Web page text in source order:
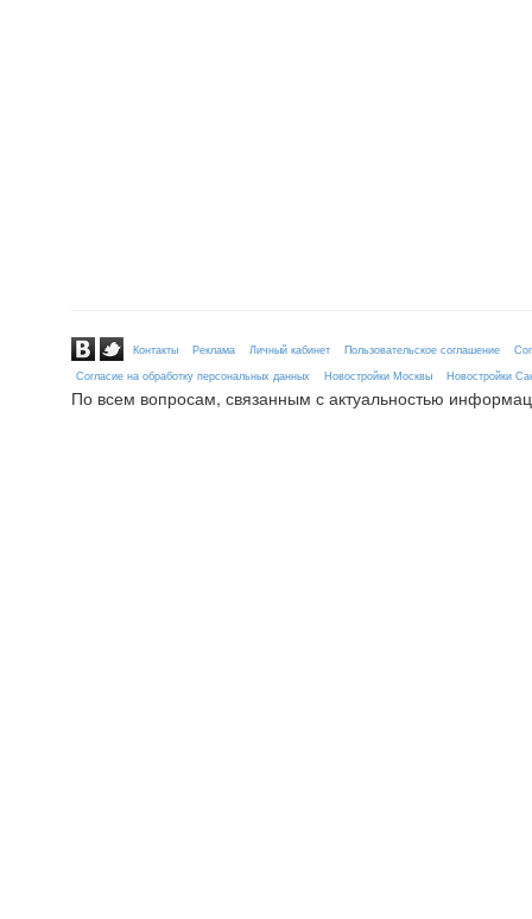
Контакты Реклама Личный кабинет Пользовательское соглашение
Согласие на обработку персональных данных
Новостройки Москвы Новостройки
По всем вопросам, связанным с актуальностью